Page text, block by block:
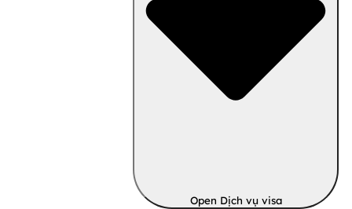
Open Dịch vụ visa